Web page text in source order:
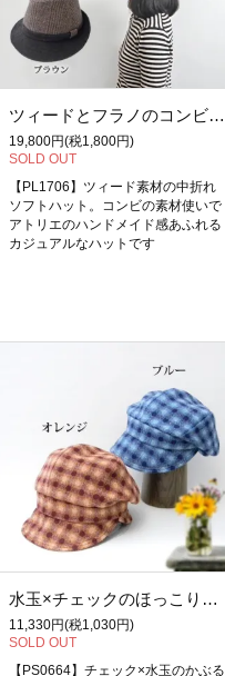
ツィードとフラノのコンビの中折れ帽「ツィードコンビソフトハット」帽子 通販 サイズ調整OK
19,800円(税1,800円)
SOLD OUT
【PL1706】ツィード素材の中折れ
ソフトハット。コンビの素材使いで
アトリエのハンドメイド感あふれる
カジュアルなハットです
水玉×チェックのほっこりカラーのキャスケット-オレンジ／ブルー
11,330円(税1,030円)
SOLD OUT
【PS0664】チェック×水玉のかぶる